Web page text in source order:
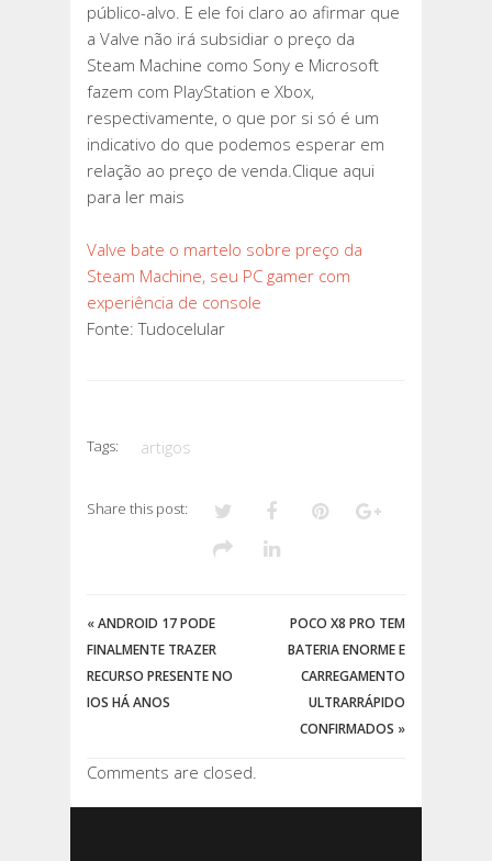
público-alvo. E ele foi claro ao afirmar que
a Valve não irá subsidiar o preço da
Steam Machine como Sony e Microsoft
fazem com PlayStation e Xbox,
respectivamente, o que por si só é um
indicativo do que podemos esperar em
relação ao preço de venda.Clique aqui
para ler mais
Valve bate o martelo sobre preço da
Steam Machine, seu PC gamer com
experiência de console
Fonte: Tudocelular
Tags: artigos
Share this post:
«ANDROID 17 PODE
FINALMENTE TRAZER
RECURSO PRESENTE NO
IOS HÁ ANOS
POCO X8 PRO TEM
BATERIA ENORME E
CARREGAMENTO
ULTRARRÁPIDO
CONFIRMADOS »
Comments are closed.